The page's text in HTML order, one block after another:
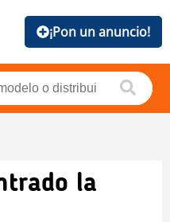
¡Pon un anuncio!
la